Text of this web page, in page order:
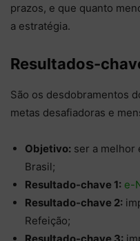
prazos, e que quanto
a estratégia.
Resultados-
São os desdobramentos
metas desafiadoras e
Objetivo: ser a melhor
Brasil;
Resultado-chave 1: e-
Resultado-chave 2:
Refeição;
Resultado-chave 3: